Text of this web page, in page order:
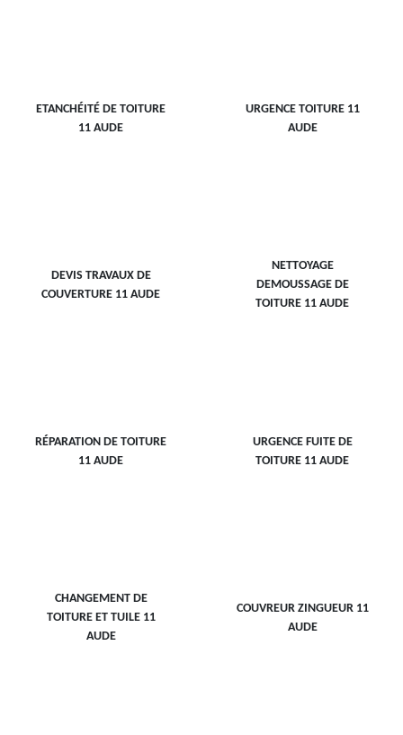
ETANCHÉITÉ DE TOITURE
11 AUDE
URGENCE TOITURE 11
AUDE
DEVIS TRAVAUX DE
COUVERTURE 11 AUDE
NETTOYAGE
DEMOUSSAGE DE
TOITURE 11 AUDE
RÉPARATION DE TOITURE
11 AUDE
URGENCE FUITE DE
TOITURE 11 AUDE
CHANGEMENT DE
TOITURE ET TUILE 11
AUDE
COUVREUR ZINGUEUR 11
AUDE